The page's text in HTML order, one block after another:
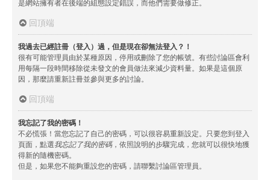
是網站擁有者在後端的組態設定錯誤，而他們需要做修正。
回頂端
我過去已經註冊（登入）過，但是現在卻無法登入？！
很有可能管理員由於某種原因，停用或刪除了您的帳號。有些討論區會利
用每隔一段時間移除從未發文的會員做法來減少資料量。如果是這個原
因，那麼請重新註冊並參與更多的討論。
回頂端
我忘記了我的密碼！
不必慌張！當您忘記了自己的密碼，可以很容易重新設定。只要您到登入
頁面，點選我忘記了我的密碼，依照說明的步驟完成，您就可以很快地獲
得新的隨機密碼。
但是，如果您不能夠重設您的密碼，請聯繫討論區管理員。